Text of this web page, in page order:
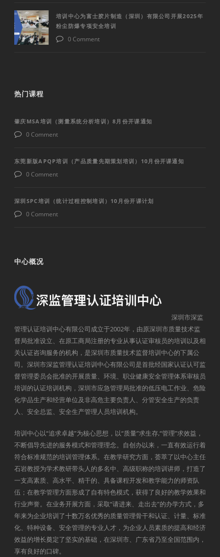
培训中心为富士胶片制造（深圳）有限公司开展2025年
粉尘防爆专项安全培训
0 Comment
热门课程
肇庆MSA培训（测量系统分析培训）8月份开课通知
0 Comment
东莞新版APQP培训（产品质量先期策划培训）10月份开课通知
0 Comment
深圳SPC培训（统计过程控制培训）10月份开课计划
0 Comment
中心概况
深圳市深监
管理认证培训中心有限公司成立于2002年，由原深圳市质量技术监
督局批准设立、在原工商局注册的专业从事认证审核员的培训以及相
关认证咨询服务的机构，是深圳市质量技术监督培训中心的下属公
司。深圳市深监管理认证培训中心有限公司是首批经国家认证认可监
督管理委员会批准的开展质量、环境、职业健康安全管理体系审核员
培训的认证培训机构，深圳市应急管理局批准的低压电工作业、危险
化学品生产和经营单位及非高危主要负责人、分管安全生产的负责
人、安全总监、安全生产管理人员培训机构。
培训中心以“追求卓越”为核心思想，以“质量”求生存,“管理”求效益，
不断倡导先进的服务模式和管理理念。自创办以来，一直有效运行着
符合标准规范的培训管理体系。在教学研究方面，荟萃了以中心主任
石岩教授为学术教研带头人的多名中、高级职称的培训讲师，打造了
一支高素质、高水平、精干的、具备课程开发和教学能力的师资队
伍；在教学管理方面形成了自有特色模式，获得了良好的教学效果和
行业声誉。在业务开展方面，采取“请进来、走出去”的办学方式，多
年来为企业培训了十数万名优秀的质量管理骨干和认证、计量、标准
化、特种设备、安全管理的专业人才，为企业人员素质的提高和经济
效益的增长奠定了坚实的基础，在深圳市、广东省乃至全国范围内，
享有良好的口碑。